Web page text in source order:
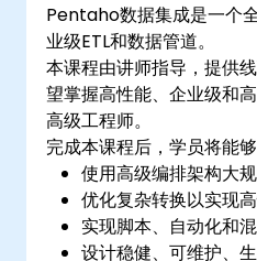
Pentaho数据集成是一个
业级ETL和数据管道。
本课程由讲师指导，提供
望掌握高性能、企业级和
高级工程师。
完成本课程后，学员将能够
使用高级编排架构大规
优化复杂转换以实现高
实现脚本、自动化和混
设计稳健、可维护、